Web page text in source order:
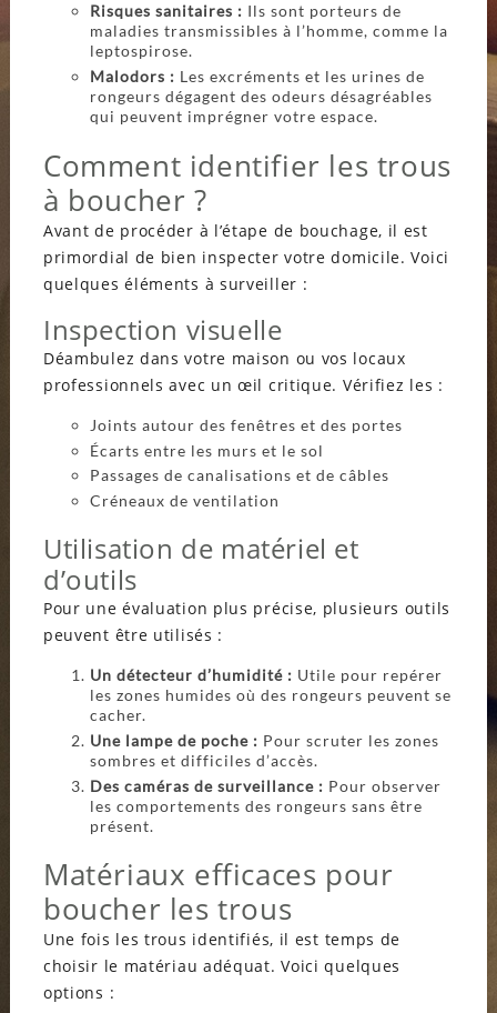
Risques sanitaires : Ils sont porteurs de
maladies transmissibles à l’homme, comme la
leptospirose.
Malodors : Les excréments et les urines de
rongeurs dégagent des odeurs désagréables
qui peuvent imprégner votre espace.
Comment identifier les trous
à boucher ?
Avant de procéder à l’étape de bouchage, il est
primordial de bien inspecter votre domicile. Voici
quelques éléments à surveiller :
Inspection visuelle
Déambulez dans votre maison ou vos locaux
professionnels avec un œil critique. Vérifiez les :
Joints autour des fenêtres et des portes
Écarts entre les murs et le sol
Passages de canalisations et de câbles
Créneaux de ventilation
Utilisation de matériel et
d’outils
Pour une évaluation plus précise, plusieurs outils
peuvent être utilisés :
Un détecteur d’humidité : Utile pour repérer
les zones humides où des rongeurs peuvent se
cacher.
Une lampe de poche : Pour scruter les zones
sombres et difficiles d’accès.
Des caméras de surveillance : Pour observer
les comportements des rongeurs sans être
présent.
Matériaux efficaces pour
boucher les trous
Une fois les trous identifiés, il est temps de
choisir le matériau adéquat. Voici quelques
options :